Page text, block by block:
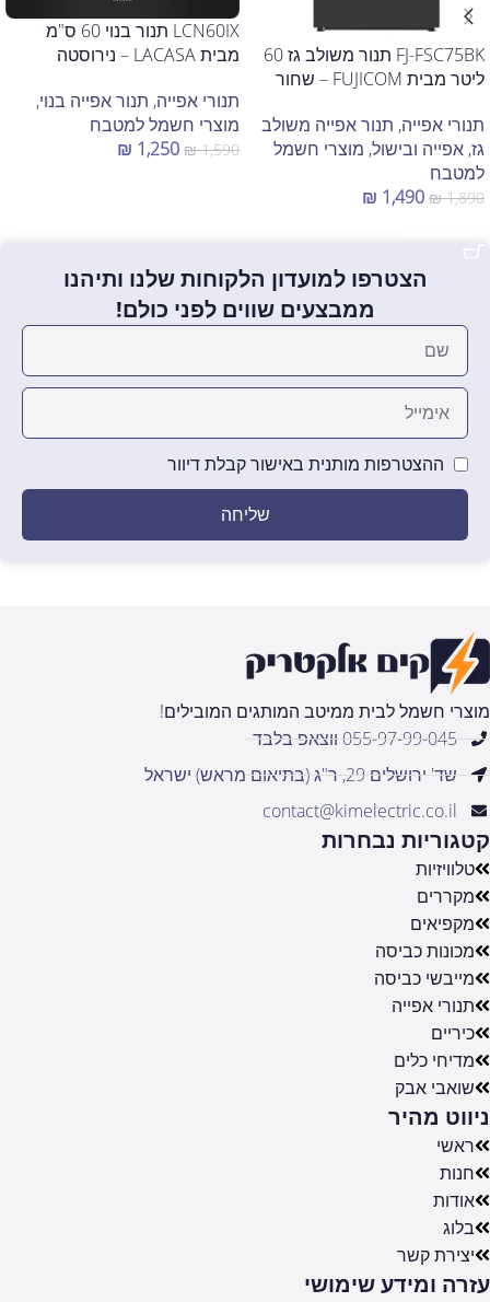
FJ-FSC75BK תנור משולב גז 60
ליטר מבית FUJICOM – שחור
תנורי אפייה, תנור אפייה משולב
גז, אפייה ובישול, מוצרי חשמל
למטבח
₪1,890
₪ 1,490
LCN60IX תנור בנוי 60 ס"מ
מבית LACASA – נירוסטה
תנורי אפייה, תנור אפייה בנוי,
מוצרי חשמל למטבח
₪1,590
₪ 1,250
הצטרפו למועדון הלקוחות שלנו ותיהנו
ממבצעים שווים לפני כולם!
ההצטרפות מותנית באישור קבלת דיוור
שליחה
מוצרי חשמל לבית ממיטב המותגים המובילים!
055-97-99-045 ווצאפ בלבד
שד' ירושלים 29, ר"ג (בתיאום מראש) ישראל
contact@kimelectric.co.il
קטגוריות נבחרות
טלוויזיות
מקררים
מקפיאים
מכונות כביסה
מייבשי כביסה
תנורי אפייה
כיריים
מדיחי כלים
שואבי אבק
ניווט מהיר
ראשי
חנות
אודות
בלוג
יצירת קשר
עזרה ומידע שימושי